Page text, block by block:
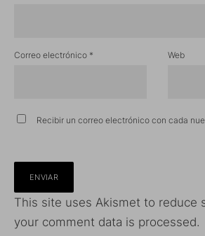
Correo electrónico * Web
Recibir un correo electrónico con cada
This site uses Akismet to reduce
your comment data is processed.